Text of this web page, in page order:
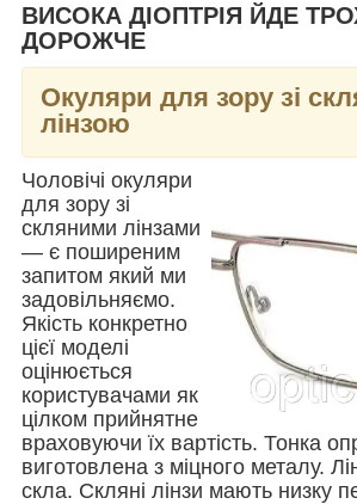
ВИСОКА ДІОПТРІЯ ЙДЕ
ДОРОЖЧЕ
Окуляри для зору зі
лінзою
Чоловічі окуляри
для зору зі
скляними лінзами
— є поширеним
запитом який ми
задовільняємо.
Якість конкретно
цієї моделі
оцінюється
користувачами як
цілком прийнятне
враховуючи їх вартість. Тонка
виготовлена з міцного металу.
скла. Скляні лінзи мають низку